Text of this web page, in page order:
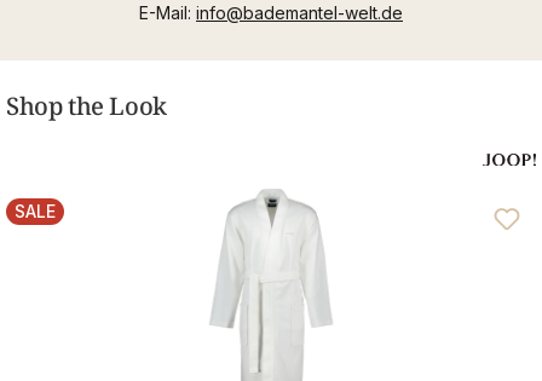
E-Mail: info@bademantel-welt.de
Shop the Look
RABATT
SALE